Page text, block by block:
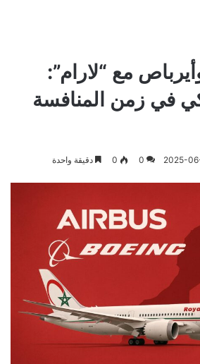
مع “لارام”:
في زمن المنافسة
2025-
0
0 دقيقة واحدة